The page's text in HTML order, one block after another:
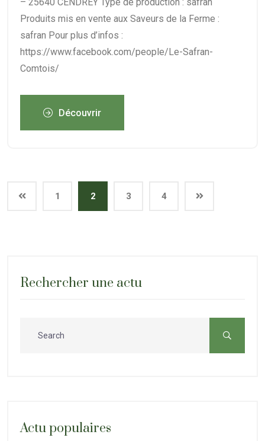
– 25640 CENDREY Type de production : safran
Produits mis en vente aux Saveurs de la Ferme :
safran Pour plus d’infos :
https://www.facebook.com/people/Le-Safran-
Comtois/
Découvrir
1 2 3 4
Rechercher une actu
Actu populaires